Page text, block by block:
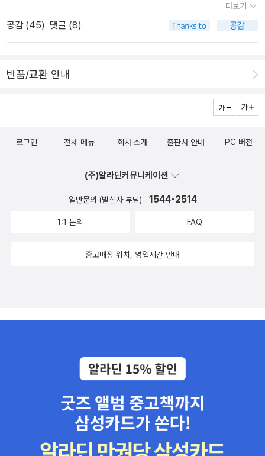
을 발휘하리라 믿는다. 케이트 쇼팽이 살았던 시기에 비해 세상은 좀
체성을 찾는 것이 얼만큼 소중한 것인지 케이트 쇼팽은 묵묵히 소설
안에서 질문하고 있는 것 같다.전통과 편견이라는 평원 위로 날아오
르려는 새는 강한 날개를 가져야 해요. 약한 새들이 상처 입고 지쳐 날
P174
는 백인이 아니야. 그건 당신이 백인이 아니라는 뜻이지.' 남편은 차갑
게 대답한다. 그녀는 미친 듯이 어머니에게 자신을 받아들여달라고
부탁하고는 아기를 데리고 집에서 도망친다. '그녀는 깊고 느릿느릿
사라졌다. 그리고 다시는 돌아오지 않았다.' 몇 주 후, 아르망은 불을
아내에 대한 기억을 모두 태운다. 그러다가 책상 서랍 뒤쪽에서 자기
아르망이 자신을 끔찍이 아끼는 어머니가 노예라는 이름으로 저주받
드려요.' 작품의 플롯이 구식으로 보일지 몰라도, 비밀스런 수치심과
지지 않는데? 다만 데지레의 아기를 보고 놀란 사람이 '데지레의 어머
니'라는 부분은 좀 아리송하다. '아르망의 어머니'여야 할 것 같은데..
쯤 번역되어 나올까? 내가 언제 케이트 쇼팽의 이 책들을 읽을 수 있
에어컨을 발견한다. 구매 영수증의 날짜는 남편이 죽은 지 이틀 후였
다. (p.122)맙소사. 이건 대체 뭐라 표현해야할지. 날씨를 피해가려
자신의 신념을 따르기 위해 다른 식구들은 더위를 '참으며' 얼마나 힘
들었을까. 아니, 얼마나 힘들었으면 남편이 죽은지 이틀 후 바로 에어
컨을... 참..뭔가....가슴이 아프기도 하고;; 마크 트웨인이 아침으로 통
어요. 표지는 올려진 정보 그대로입니다. 사이즈가 아담하던데, 펭귄
클래식 시리즈보다 좀 더 작게 나온것 같네요. 제가 비교한 책은 평소
일반적으로 접하고 있는 책 사이즈예요. 사이즈가 작다보니 글씨 크
그다지 크게 문제 될것은 없습니다. 전체 내용은 356페이지에 30페
되어있어요. 처음에는 '폭풍의 언덕'과 관련된 영단어라 생각했는데,
것을 보니 아마 다른 책들도 같은 단어들이 있지 않을까? 추측하지
보지는 않았지만, 3600원이라는 가격에 아주 만족스로운 고전 시리
즈인것 같습니다. 하지만 워낙 페이퍼백이 잘 보존되는 책이 아님으
책으로 알맞는것 같습니다. 그래도 가격면에 읽고 싶은 고전 몇권 구
인 오스틴의 책들은 외서로 읽고 싶었는데, 이번 기회에 구입해 볼까
더보기
공감 (45) 댓글 (8)
반품/교환 안내
로그인 전체 메뉴 회사 소개 출판사 안내 PC 버전
(주)알라딘커뮤니케이션
일반문의 (발신자 부담) 1544-2514
1:1 문의 FAQ
중고매장 위치, 영업시간 안내